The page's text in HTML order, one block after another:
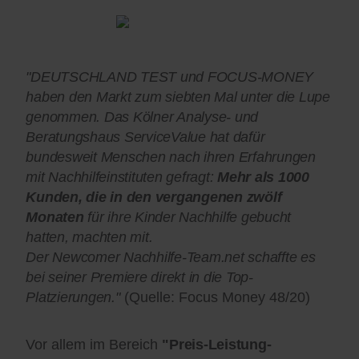
"DEUTSCHLAND TEST und FOCUS-MONEY
haben den Markt zum siebten Mal unter die Lupe
genommen. Das Kölner Analyse- und
Beratungshaus ServiceValue hat dafür
bundesweit Menschen nach ihren Erfahrungen
mit Nachhilfeinstituten gefragt: Mehr als 1000
Kunden, die in den vergangenen zwölf
Monaten für ihre Kinder Nachhilfe gebucht
hatten, machten mit.
Der Newcomer Nachhilfe-Team.net schaffte es
bei seiner Premiere direkt in die Top-
Platzierungen."(Quelle: Focus Money 48/20)
Vor allem im Bereich "Preis-Leistung-